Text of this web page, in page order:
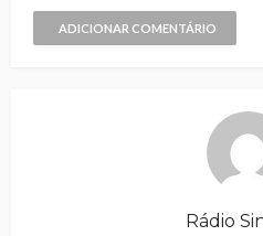
ADICIONAR COMENTÁRIO
Rádio